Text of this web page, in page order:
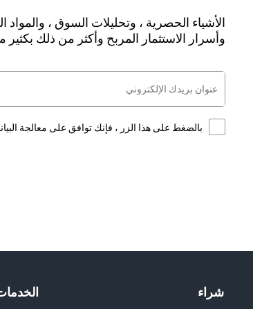
الأشياء الحصرية ، وتحليلات السوق ، والمواد
وأسرار الاستثمار المربح وأكثر من ذلك
بالضغط على هذا الزر ، فإنك توافق على معالجة
شراء